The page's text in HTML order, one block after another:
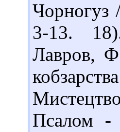
3-13.
Лавров,
Псалом -